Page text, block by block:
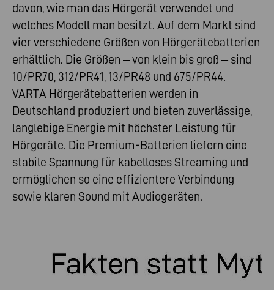
davon, wie man das Hörgerät verwendet und
welches Modell man besitzt. Auf dem Markt sind
vier verschiedene Größen von Hörgerätebatterien
erhältlich. Die Größen – von klein bis groß – sind
10/PR70, 312/PR41, 13/PR48 und 675/PR44.
VARTA Hörgerätebatterien werden in
Deutschland produziert und bieten zuverlässige,
langlebige Energie mit höchster Leistung für
Hörgeräte. Die Premium-Batterien liefern eine
stabile Spannung für kabelloses Streaming und
ermöglichen so eine effizientere Verbindung
sowie klaren Sound mit Audiogeräten.